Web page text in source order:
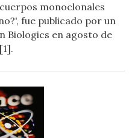
monoclonales
fue publicado por un
Biologics en agosto de